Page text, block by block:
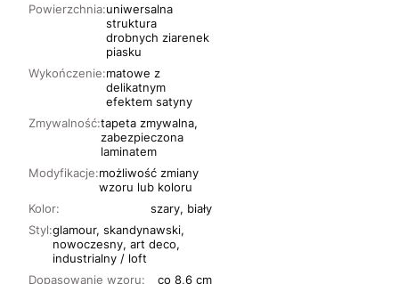
Powierzchnia:uniwersalna
struktura
drobnych ziarenek
piasku
Wykończenie:matowe z
delikatnym
efektem satyny
Zmywalność:tapeta zmywalna,
zabezpieczona
laminatem
Modyfikacje:możliwość zmiany
wzoru lub koloru
Kolor:
szary, biały
Dopasowanie wzoru:
co 8,6 cm
Styl:glamour, skandynawski,
nowoczesny, art deco,
industrialny / loft